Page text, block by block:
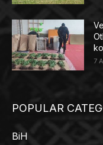
7
POPULAR
BiH